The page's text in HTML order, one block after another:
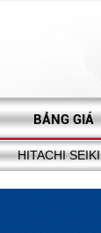
BẢNG GIÁ
HITACHI SEIKI